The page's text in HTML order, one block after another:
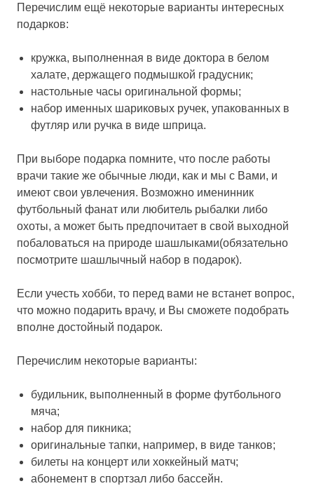
Перечислим ещё некоторые варианты интересных
подарков:
кружка, выполненная в виде доктора в белом
халате, держащего подмышкой градусник;
настольные часы оригинальной формы;
набор именных шариковых ручек, упакованных в
футляр или ручка в виде шприца.
При выборе подарка помните, что после работы
врачи такие же обычные люди, как и мы с Вами, и
имеют свои увлечения. Возможно именинник
футбольный фанат или любитель рыбалки либо
охоты, а может быть предпочитает в свой выходной
побаловаться на природе шашлыками(обязательно
посмотрите шашлычный набор в подарок).
Если учесть хобби, то перед вами не встанет вопрос,
что можно подарить врачу, и Вы сможете подобрать
вполне достойный подарок.
Перечислим некоторые варианты:
будильник, выполненный в форме футбольного
мяча;
набор для пикника;
оригинальные тапки, например, в виде танков;
билеты на концерт или хоккейный матч;
абонемент в спортзал либо бассейн.